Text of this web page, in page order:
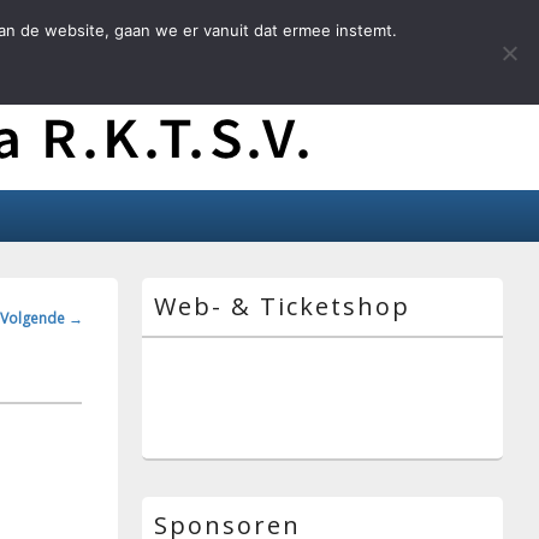
Volgende →
zijbalk
widget
Web- & Ticketshop
Sponsoren
de website, gaan we er vanuit dat ermee instemt.